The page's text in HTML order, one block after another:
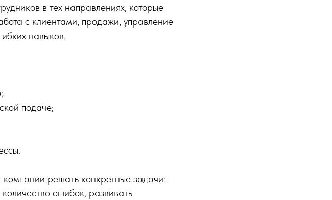
в тех направлениях, которые
с клиентами, продажи, управление
навыков.
подаче;
решать конкретные задачи:
ошибок, развивать